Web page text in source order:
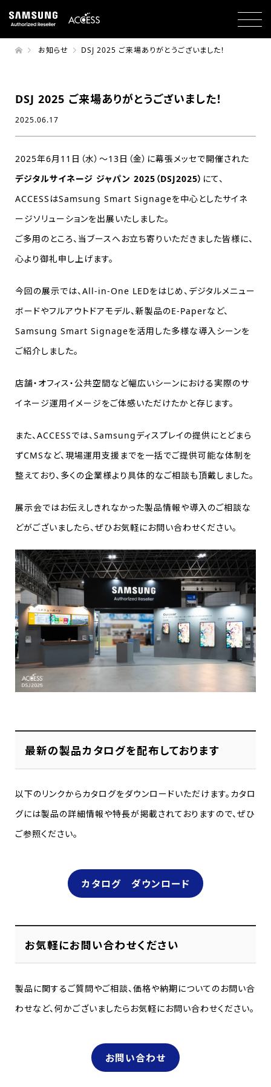
お知らせ DSJ 2025 ご来場ありがとうございました！
DSJ 2025 ご来場ありがとうございました！
2025.06.17
2025年6月11日（水）～13日（金）に幕張メッセで開催された
デジタルサイネージ ジャパン 2025（DSJ2025） にて、
ACCESSはSamsung Smart Signageを中心としたサイネ
ージソリューションを出展いたしました。
ご多用のところ、当ブースへお立ち寄りいただきました皆様に、
心より御礼申し上げます。
今回の展示では、All-in-One LEDをはじめ、デジタルメニュー
ボードやフルアウトドアモデル、新製品のE-Paperなど、
Samsung Smart Signageを活用した多様な導入シーンを
ご紹介しました。
店舗・オフィス・公共空間など幅広いシーンにおける実際のサ
イネージ運用イメージをご体感いただけたかと存じます。
また、ACCESSでは、Samsungディスプレイの提供にとどまら
ずCMSなど、現場運用支援までを一括でご提供可能な体制を
整えており、多くの企業様より具体的なご相談も頂戴しました。
展示会ではお伝えしきれなかった製品情報や導入のご相談な
どがございましたら、ぜひお気軽にお問い合わせください。
最新の製品カタログを配布しております
以下のリンクからカタログをダウンロードいただけます。カタロ
グには製品の詳細情報や特長が掲載されておりますので、ぜひ
ご参照ください。
カタログ ダウンロード
お気軽にお問い合わせください
製品に関するご質問やご相談、価格や納期についてのお問い合
わせなど、何かございましたらお気軽にお問い合わせください。
お問い合わせ